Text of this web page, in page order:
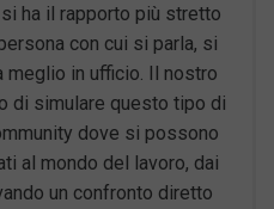
ha il rapporto più stretto
con cui si parla, si
meglio in ufficio. Il nostro
di simulare questo tipo di
dove si possono
al mondo del lavoro, dai
un confronto diretto